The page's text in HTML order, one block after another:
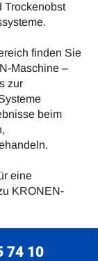
Trockenobst
finden Sie
Maschine –
zur
beim
eine
KRONEN-
74 10